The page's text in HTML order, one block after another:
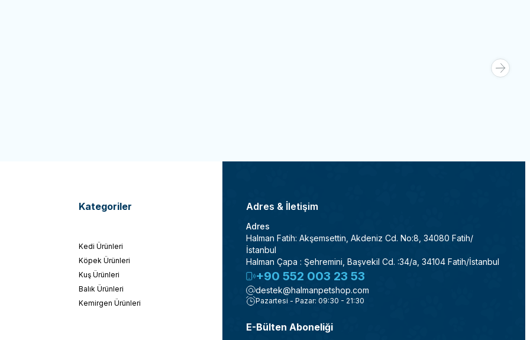
Kategoriler
Kedi Ürünleri
Köpek Ürünleri
Kuş Ürünleri
Balık Ürünleri
Kemirgen Ürünleri
Adres & İletişim
Adres
Halman Fatih: Akşemsettin, Akdeniz Cd. No:8, 34080 Fatih/
İstanbul
Halman Çapa : Şehremini, Başvekil Cd. :34/a, 34104 Fatih/İstanbul
+90 552 003 23 53
destek@halmanpetshop.com
Pazartesi - Pazar: 09:30 - 21:30
E-Bülten Aboneliği